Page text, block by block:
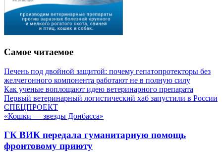
Самое читаемое
Печень под двойной защитой: почему гепатопротекторы без
желчегонного компонента работают не в полную силу
Как ученые воплощают идею ветеринарного препарата
Первый ветеринарный логистический хаб запустили в России
СПЕЦПРОЕКТ
«Кошки — звезды Донбасса»
ГК ВИК передала гуманитарную помощь
фронтовому приюту